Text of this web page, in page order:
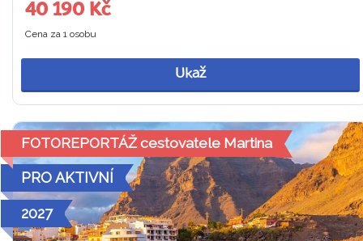
40 190 Kč
Cena za 1 osobu
Ukaž
FOTOREPORTÁŽ cestovatele Martina
PRO AKTIVNÍ
2027